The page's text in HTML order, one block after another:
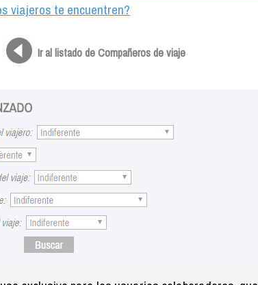
viajeros te encuentren?
Ir al listado de Compañeros de viaje